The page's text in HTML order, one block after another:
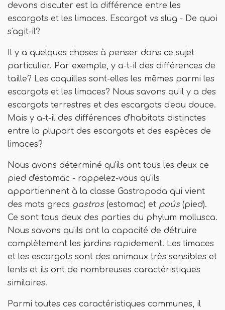
devons discuter est la différence entre les
escargots et les limaces. Escargot vs slug - De quoi
s'agit-il?
Il y a quelques choses à penser dans ce sujet
particulier. Par exemple, y a-t-il des différences de
taille? Les coquilles sont-elles les mêmes parmi les
escargots et les limaces? Nous savons qu'il y a des
escargots terrestres et des escargots d'eau douce.
Mais y a-t-il des différences d'habitats distinctes
entre la plupart des escargots et des espèces de
limaces?
Nous avons déterminé qu'ils ont tous les deux ce
pied d'estomac - rappelez-vous qu'ils
appartiennent à la classe Gastropoda qui vient
des mots grecs gastros(estomac) et poús(pied).
Ce sont tous deux des parties du phylum mollusca.
Nous savons qu'ils ont la capacité de détruire
complètement les jardins rapidement. Les limaces
et les escargots sont des animaux très sensibles et
lents et ils ont de nombreuses caractéristiques
similaires.
Parmi toutes ces caractéristiques communes, il